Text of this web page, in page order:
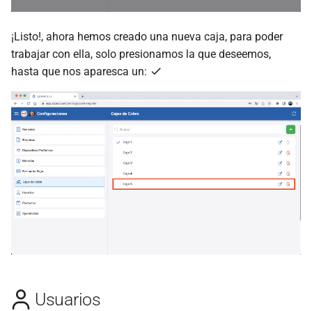
¡Listo!, ahora hemos creado una nueva caja, para poder
trabajar con ella, solo presionamos la que deseemos,
hasta que nos aparesca un:
Usuarios